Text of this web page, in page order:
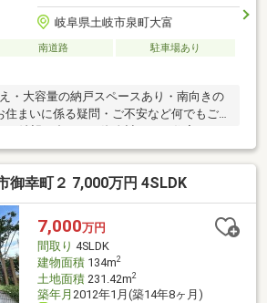
岐阜県土岐市泉町大富
南道路
駐車場あり
・大容量の納戸スペースあり・南向きの
まいに係る疑問・ご不安など何でもご相
て頂きます。■リノベーション＆リフォ
ご相談ください。■「見るだけなんだけ
事！周辺施設、ハザードマップ情報を
お渡し致します■希望にあう物件がない
■他の物件と併せてご案内可能です（他
にお問合せください。
御幸町２ 7,000万円 4SLDK
7,000万円
間取り 4SLDK
建物面積134m2
土地面積231.42m2
築年月 2012年1月(築14年8ヶ月)